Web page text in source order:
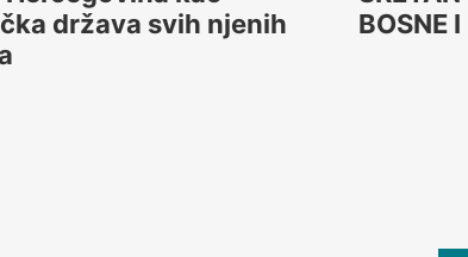
država svih njenih
BOSNE